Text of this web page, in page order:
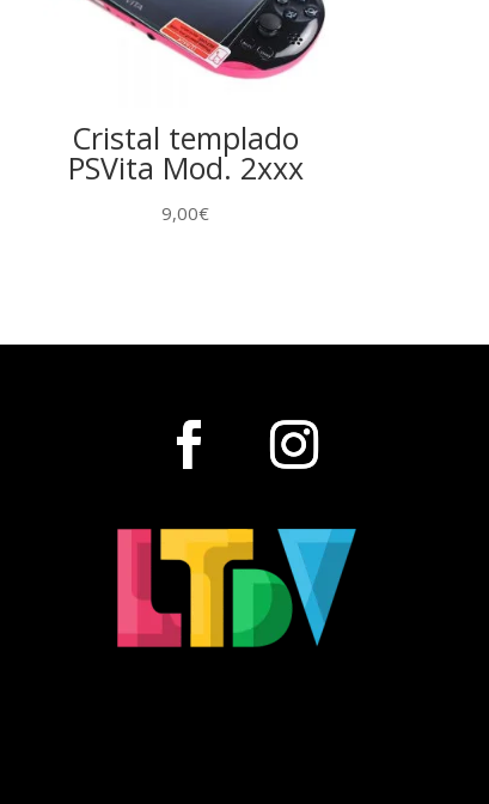
Cristal templado
PSVita Mod. 2xxx
9,00€